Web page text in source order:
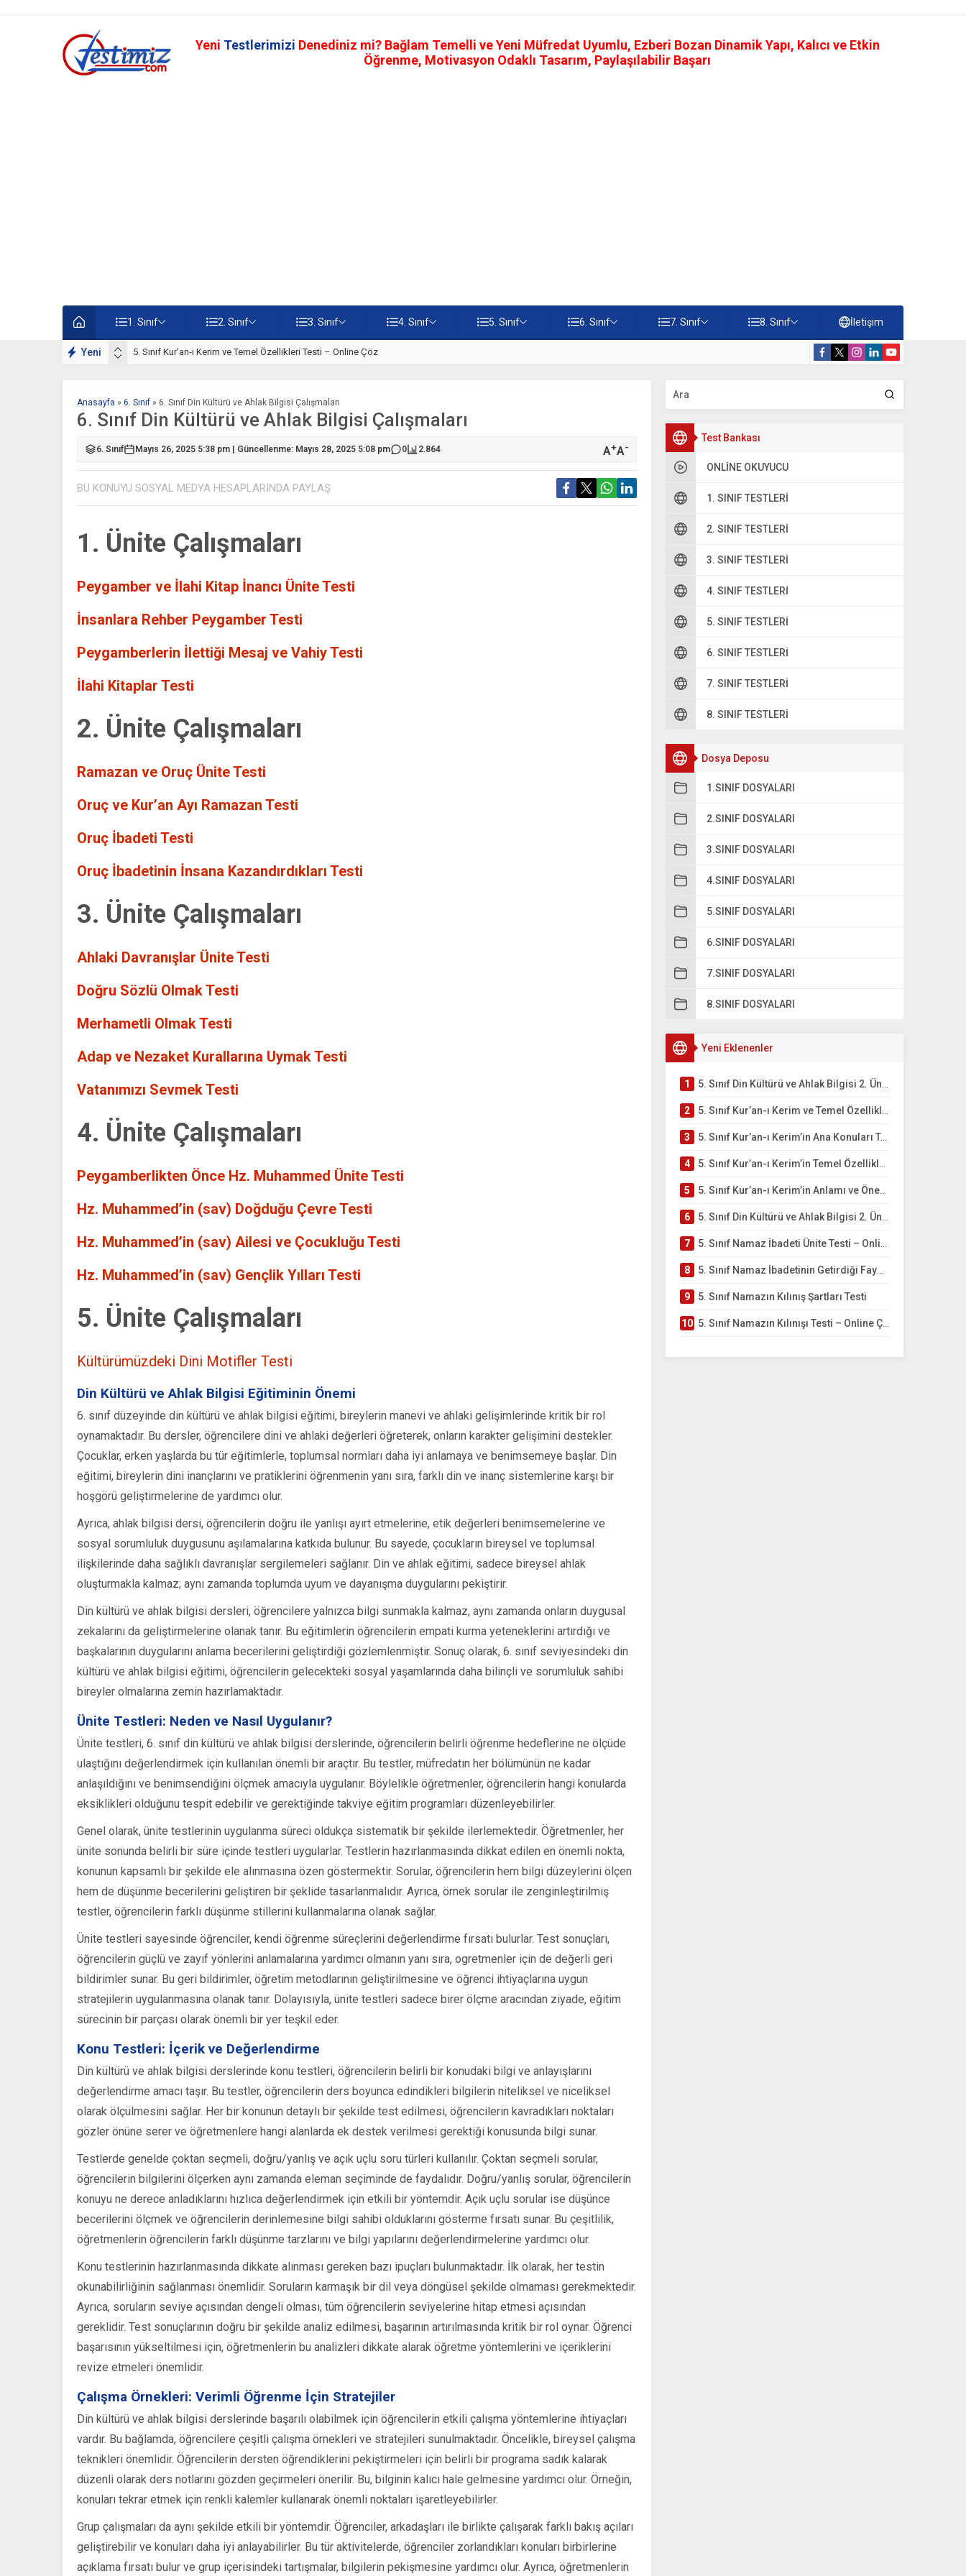
Yeni Testlerimizi Denediniz mi? Bağlam Temelli ve Yeni Müfredat Uyumlu, Ezberi Bozan Dinamik Yapı, Kalıcı ve Etkin
Öğrenme, Motivasyon Odaklı Tasarım, Paylaşılabilir Başarı
1. Sınıf 2. Sınıf 3. Sınıf 4. Sınıf 5. Sınıf 6. Sınıf 7. Sınıf 8. Sınıf İletişim
Yeni 5. Sınıf Kur’an-ı Kerim ve Temel Özellikleri Testi – Online Çöz
Test Bankası
ONLINE OKUYUCU
1. SINIF TESTLERI
2. SINIF TESTLERI
3. SINIF TESTLERI
4. SINIF TESTLERI
5. SINIF TESTLERI
6. SINIF TESTLERI
7. SINIF TESTLERI
8. SINIF TESTLERI
Dosya Deposu
1.SINIF DOSYALARI
2.SINIF DOSYALARI
3.SINIF DOSYALARI
4.SINIF DOSYALARI
5.SINIF DOSYALARI
6.SINIF DOSYALARI
7.SINIF DOSYALARI
8.SINIF DOSYALARI
Yeni Eklenenler
1 5. Sınıf Din Kültürü ve Ahlak Bilgisi 2. Ünite: Kur’an-ı Kerim Çalışmaları
2 5. Sınıf Kur’an-ı Kerim ve Temel Özellikleri Testi – Online Çöz
3 5. Sınıf Kur’an-ı Kerim’in Ana Konuları Testi – Online Çöz
4 5. Sınıf Kur’an-ı Kerim’in Temel Özellikleri ve Önemi Testi – Online Çöz
5 5. Sınıf Kur’an-ı Kerim’in Anlamı ve Önemi Testi – Online Çöz
6 5. Sınıf Din Kültürü ve Ahlak Bilgisi 2. Ünite: Namaz İbadeti Çalışmaları
7 5. Sınıf Namaz İbadeti Ünite Testi – Online Çöz
8 5. Sınıf Namaz İbadetinin Getirdiği Faydalar Testi
9 5. Sınıf Namazın Kılınış Şartları Testi
10 5. Sınıf Namazın Kılınışı Testi – Online Çöz
Anasayfa » 6. Sınıf » 6. Sınıf Din Kültürü ve Ahlak Bilgisi Çalışmaları
6. Sınıf Din Kültürü ve Ahlak Bilgisi Çalışmaları
6. Sınıf Mayıs 26, 2025 5:38 pm | Güncellenme: Mayıs 28, 2025 5:08 pm 0 2.864 A+A-
BU KONUYU SOSYAL MEDYA HESAPLARINDA PAYLAŞ
1. Ünite Çalışmaları
Peygamber ve İlahi Kitap İnancı Ünite Testi
İnsanlara Rehber Peygamber Testi
Peygamberlerin İlettiği Mesaj ve Vahiy Testi
İlahi Kitaplar Testi
2. Ünite Çalışmaları
Ramazan ve Oruç Ünite Testi
Oruç ve Kur’an Ayı Ramazan Testi
Oruç İbadeti Testi
Oruç İbadetinin İnsana Kazandırdıkları Testi
3. Ünite Çalışmaları
Ahlaki Davranışlar Ünite Testi
Doğru Sözlü Olmak Testi
Merhametli Olmak Testi
Adap ve Nezaket Kurallarına Uymak Testi
Vatanımızı Sevmek Testi
4. Ünite Çalışmaları
Peygamberlikten Önce Hz. Muhammed Ünite Testi
Hz. Muhammed’in (sav) Doğduğu Çevre Testi
Hz. Muhammed’in (sav) Ailesi ve Çocukluğu Testi
Hz. Muhammed’in (sav) Gençlik Yılları Testi
5. Ünite Çalışmaları
Kültürümüzdeki Dini Motifler Testi
Din Kültürü ve Ahlak Bilgisi Eğitiminin Önemi
6. sınıf düzeyinde din kültürü ve ahlak bilgisi eğitimi, bireylerin manevi ve ahlaki gelişimlerinde kritik bir rol
oynamaktadır. Bu dersler, öğrencilere dini ve ahlaki değerleri öğreterek, onların karakter gelişimini destekler.
Çocuklar, erken yaşlarda bu tür eğitimlerle, toplumsal normları daha iyi anlamaya ve benimsemeye başlar. Din
eğitimi, bireylerin dini inançlarını ve pratiklerini öğrenmenin yanı sıra, farklı din ve inanç sistemlerine karşı bir
hoşgörü geliştirmelerine de yardımcı olur.
Ayrıca, ahlak bilgisi dersi, öğrencilerin doğru ile yanlışı ayırt etmelerine, etik değerleri benimsemelerine ve
sosyal sorumluluk duygusunu aşılamalarına katkıda bulunur. Bu sayede, çocukların bireysel ve toplumsal
ilişkilerinde daha sağlıklı davranışlar sergilemeleri sağlanır. Din ve ahlak eğitimi, sadece bireysel ahlak
oluşturmakla kalmaz; aynı zamanda toplumda uyum ve dayanışma duygularını pekiştirir.
Din kültürü ve ahlak bilgisi dersleri, öğrencilere yalnızca bilgi sunmakla kalmaz, aynı zamanda onların duygusal
zekalarını da geliştirmelerine olanak tanır. Bu eğitimlerin öğrencilerin empati kurma yeteneklerini artırdığı ve
başkalarının duygularını anlama becerilerini geliştirdiği gözlemlenmiştir. Sonuç olarak, 6. sınıf seviyesindeki din
kültürü ve ahlak bilgisi eğitimi, öğrencilerin gelecekteki sosyal yaşamlarında daha bilinçli ve sorumluluk sahibi
bireyler olmalarına zemin hazırlamaktadır.
Ünite Testleri: Neden ve Nasıl Uygulanır?
Ünite testleri, 6. sınıf din kültürü ve ahlak bilgisi derslerinde, öğrencilerin belirli öğrenme hedeflerine ne ölçüde
ulaştığını değerlendirmek için kullanılan önemli bir araçtır. Bu testler, müfredatın her bölümünün ne kadar
anlaşıldığını ve benimsendiğini ölçmek amacıyla uygulanır. Böylelikle öğretmenler, öğrencilerin hangi konularda
eksiklikleri olduğunu tespit edebilir ve gerektiğinde takviye eğitim programları düzenleyebilirler.
Genel olarak, ünite testlerinin uygulanma süreci oldukça sistematik bir şekilde ilerlemektedir. Öğretmenler, her
ünite sonunda belirli bir süre içinde testleri uygularlar. Testlerin hazırlanmasında dikkat edilen en önemli nokta,
konunun kapsamlı bir şekilde ele alınmasına özen göstermektir. Sorular, öğrencilerin hem bilgi düzeylerini ölçen
hem de düşünme becerilerini geliştiren bir şeklide tasarlanmalıdır. Ayrıca, örnek sorular ile zenginleştirilmiş
testler, öğrencilerin farklı düşünme stillerini kullanmalarına olanak sağlar.
Ünite testleri sayesinde öğrenciler, kendi öğrenme süreçlerini değerlendirme fırsatı bulurlar. Test sonuçları,
öğrencilerin güçlü ve zayıf yönlerini anlamalarına yardımcı olmanın yanı sıra, ogretmenler için de değerli geri
bildirimler sunar. Bu geri bildirimler, öğretim metodlarının geliştirilmesine ve öğrenci ihtiyaçlarına uygun
stratejilerin uygulanmasına olanak tanır. Dolayısıyla, ünite testleri sadece birer ölçme aracından ziyade, eğitim
sürecinin bir parçası olarak önemli bir yer teşkil eder.
Konu Testleri: İçerik ve Değerlendirme
Din kültürü ve ahlak bilgisi derslerinde konu testleri, öğrencilerin belirli bir konudaki bilgi ve anlayışlarını
değerlendirme amacı taşır. Bu testler, öğrencilerin ders boyunca edindikleri bilgilerin niteliksel ve niceliksel
olarak ölçülmesini sağlar. Her bir konunun detaylı bir şekilde test edilmesi, öğrencilerin kavradıkları noktaları
gözler önüne serer ve öğretmenlere hangi alanlarda ek destek verilmesi gerektiği konusunda bilgi sunar.
Testlerde genelde çoktan seçmeli, doğru/yanlış ve açık uçlu soru türleri kullanılır. Çoktan seçmeli sorular,
öğrencilerin bilgilerini ölçerken aynı zamanda eleman seçiminde de faydalıdır. Doğru/yanlış sorular, öğrencilerin
konuyu ne derece anladıklarını hızlıca değerlendirmek için etkili bir yöntemdir. Açık uçlu sorular ise düşünce
becerilerini ölçmek ve öğrencilerin derinlemesine bilgi sahibi olduklarını gösterme fırsatı sunar. Bu çeşitlilik,
öğretmenlerin öğrencilerin farklı düşünme tarzlarını ve bilgi yapılarını değerlendirmelerine yardımcı olur.
Konu testlerinin hazırlanmasında dikkate alınması gereken bazı ipuçları bulunmaktadır. İlk olarak, her testin
okunabilirliğinin sağlanması önemlidir. Soruların karmaşık bir dil veya döngüsel şekilde olmaması gerekmektedir.
Ayrıca, soruların seviye açısından dengeli olması, tüm öğrencilerin seviyelerine hitap etmesi açısından
gereklidir. Test sonuçlarının doğru bir şekilde analiz edilmesi, başarının artırılmasında kritik bir rol oynar. Öğrenci
başarısının yükseltilmesi için, öğretmenlerin bu analizleri dikkate alarak öğretme yöntemlerini ve içeriklerini
revize etmeleri önemlidir.
Çalışma Örnekleri: Verimli Öğrenme İçin Stratejiler
Din kültürü ve ahlak bilgisi derslerinde başarılı olabilmek için öğrencilerin etkili çalışma yöntemlerine ihtiyaçları
vardır. Bu bağlamda, öğrencilere çeşitli çalışma örnekleri ve stratejileri sunulmaktadır. Öncelikle, bireysel çalışma
teknikleri önemlidir. Öğrencilerin dersten öğrendiklerini pekiştirmeleri için belirli bir programa sadık kalarak
düzenli olarak ders notlarını gözden geçirmeleri önerilir. Bu, bilginin kalıcı hale gelmesine yardımcı olur. Örneğin,
konuları tekrar etmek için renkli kalemler kullanarak önemli noktaları işaretleyebilirler.
Grup çalışmaları da aynı şekilde etkili bir yöntemdir. Öğrenciler, arkadaşları ile birlikte çalışarak farklı bakış açıları
geliştirebilir ve konuları daha iyi anlayabilirler. Bu tür aktivitelerde, öğrenciler zorlandıkları konuları birbirlerine
açıklama fırsatı bulur ve grup içerisindeki tartışmalar, bilgilerin pekişmesine yardımcı olur. Ayrıca, öğretmenlerin